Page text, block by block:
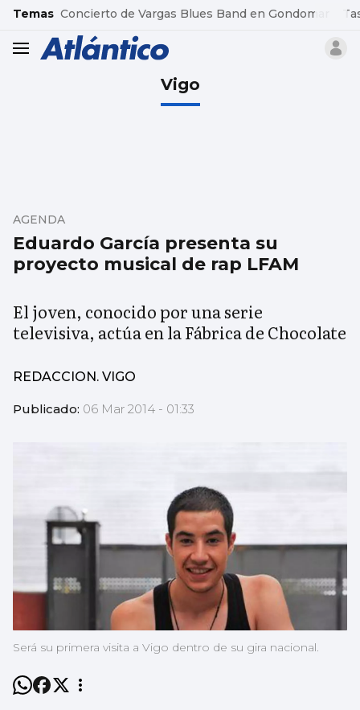
common.go-to-content
Temas Concierto de Vargas Blues Band en Gondomar
header.menu.open
Vigo
Eduardo García presenta su
proyecto musical de rap LFAM
AGENDA
El joven, conocido por una serie
televisiva, actúa en la Fábrica de Chocolate
REDACCION. VIGO
Publicado: 06 Mar 2014 - 01:33
Será su primera visita a Vigo dentro de su gira nacional.